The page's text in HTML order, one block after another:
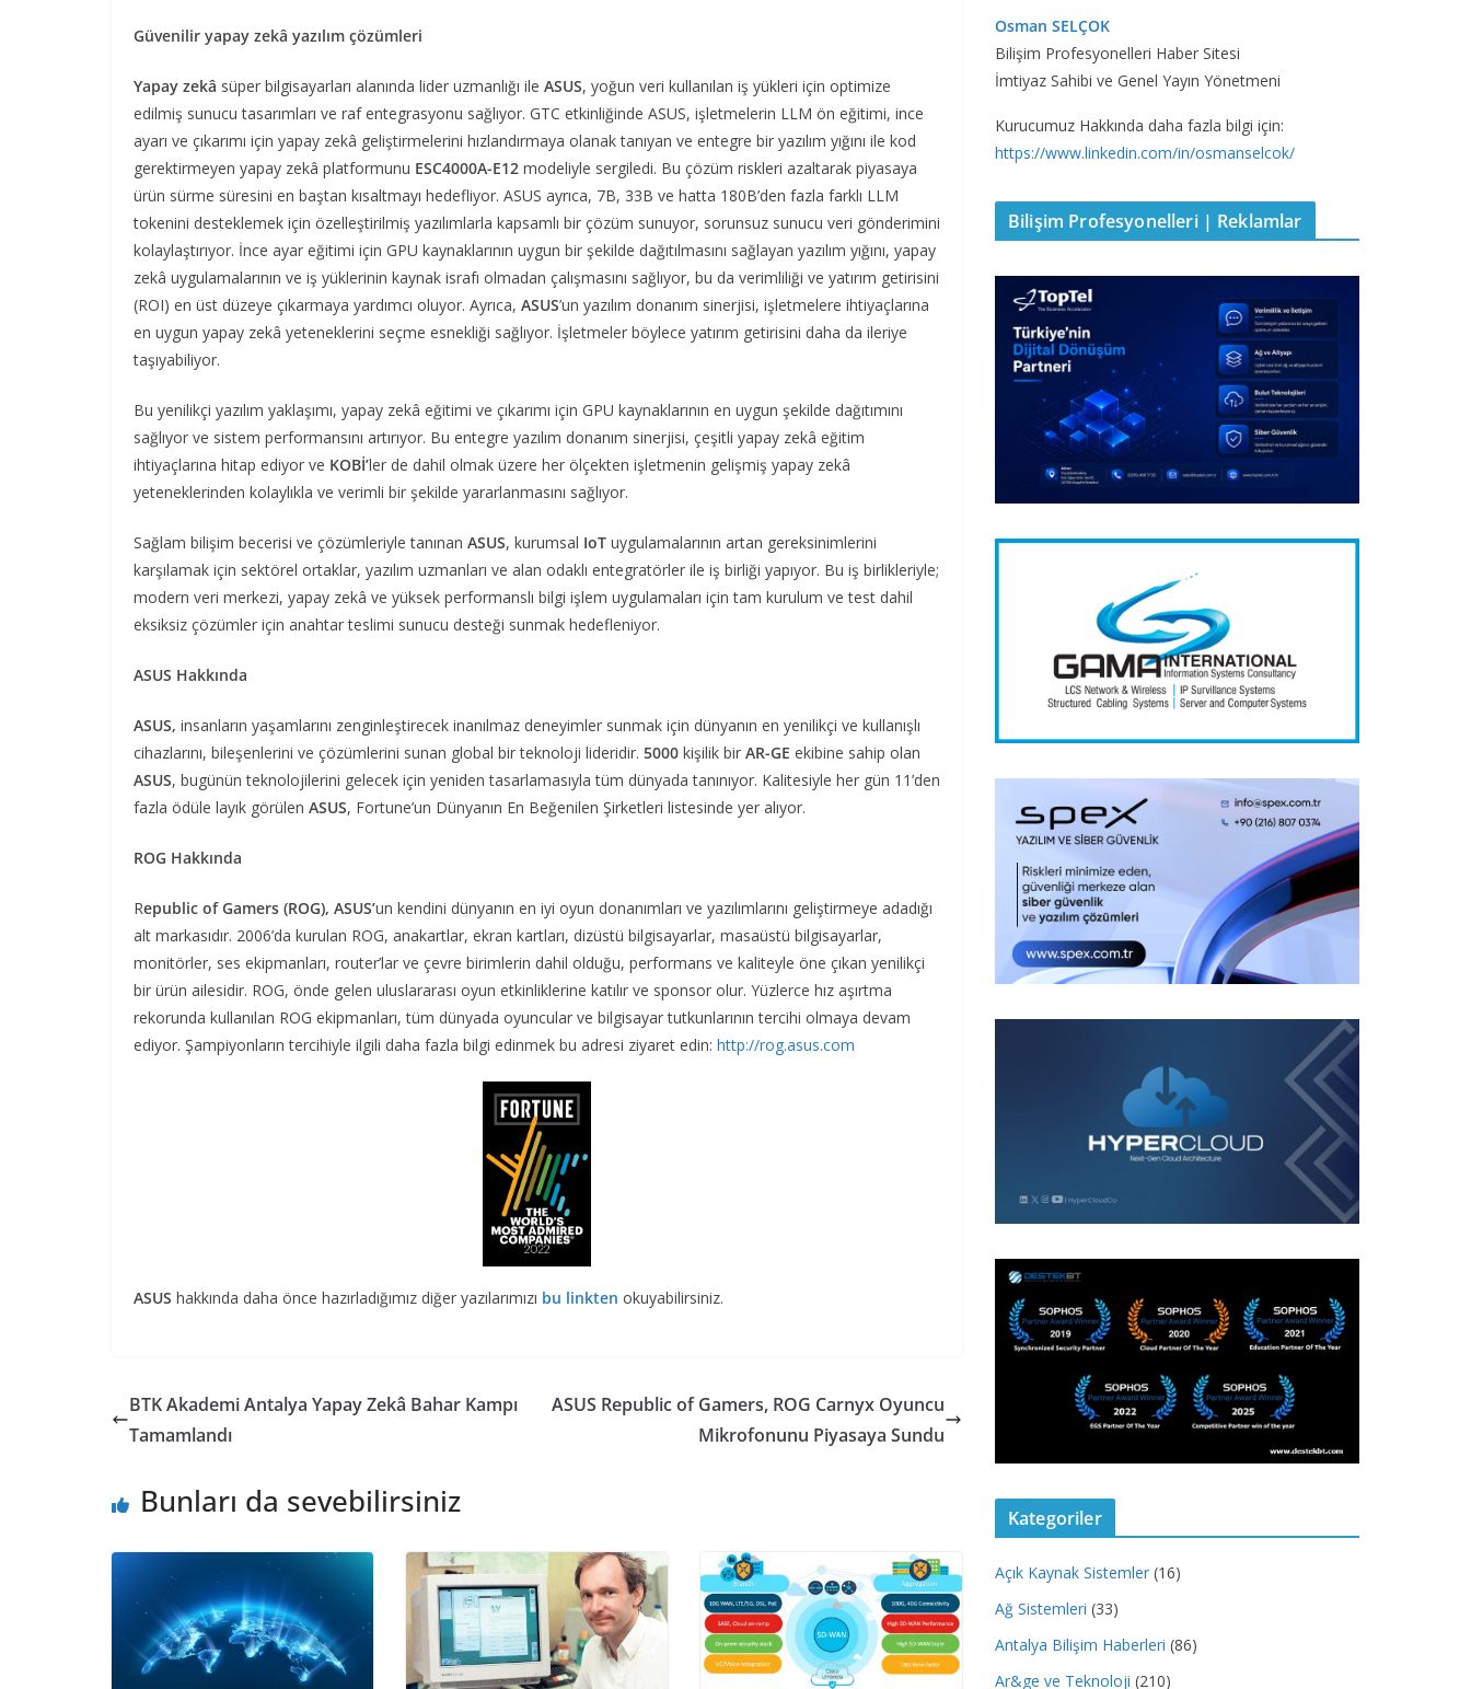
Güvenilir yapay zekâ yazılım çözümleri
Yapay zekâ süper bilgisayarları alanında lider uzmanlığı ile ASUS, yoğun veri kullanılan iş yükleri için optimize
edilmiş sunucu tasarımları ve raf entegrasyonu sağlıyor. GTC etkinliğinde ASUS, işletmelerin LLM ön eğitimi, ince
ayarı ve çıkarımı için yapay zekâ geliştirmelerini hızlandırmaya olanak tanıyan ve entegre bir yazılım yığını ile kod
gerektirmeyen yapay zekâ platformunu ESC4000A-E12 modeliyle sergiledi. Bu çözüm riskleri azaltarak piyasaya
ürün sürme süresini en baştan kısaltmayı hedefliyor. ASUS ayrıca, 7B, 33B ve hatta 180B’den fazla farklı LLM
tokenini desteklemek için özelleştirilmiş yazılımlarla kapsamlı bir çözüm sunuyor, sorunsuz sunucu veri gönderimini
kolaylaştırıyor. İnce ayar eğitimi için GPU kaynaklarının uygun bir şekilde dağıtılmasını sağlayan yazılım yığını, yapay
zekâ uygulamalarının ve iş yüklerinin kaynak israfı olmadan çalışmasını sağlıyor, bu da verimliliği ve yatırım getirisini
(ROI) en üst düzeye çıkarmaya yardımcı oluyor. Ayrıca, ASUS’un yazılım donanım sinerjisi, işletmelere ihtiyaçlarına
en uygun yapay zekâ yeteneklerini seçme esnekliği sağlıyor. İşletmeler böylece yatırım getirisini daha da ileriye
taşıyabiliyor.
Bu yenilikçi yazılım yaklaşımı, yapay zekâ eğitimi ve çıkarımı için GPU kaynaklarının en uygun şekilde dağıtımını
sağlıyor ve sistem performansını artırıyor. Bu entegre yazılım donanım sinerjisi, çeşitli yapay zekâ eğitim
ihtiyaçlarına hitap ediyor ve KOBİ’ler de dahil olmak üzere her ölçekten işletmenin gelişmiş yapay zekâ
yeteneklerinden kolaylıkla ve verimli bir şekilde yararlanmasını sağlıyor.
Sağlam bilişim becerisi ve çözümleriyle tanınan ASUS, kurumsal IoT uygulamalarının artan gereksinimlerini
karşılamak için sektörel ortaklar, yazılım uzmanları ve alan odaklı entegratörler ile iş birliği yapıyor. Bu iş birlikleriyle;
modern veri merkezi, yapay zekâ ve yüksek performanslı bilgi işlem uygulamaları için tam kurulum ve test dahil
eksiksiz çözümler için anahtar teslimi sunucu desteği sunmak hedefleniyor.
ASUS Hakkında
ASUS, insanların yaşamlarını zenginleştirecek inanılmaz deneyimler sunmak için dünyanın en yenilikçi ve kullanışlı
cihazlarını, bileşenlerini ve çözümlerini sunan global bir teknoloji lideridir. 5000 kişilik bir AR-GE ekibine sahip olan
ASUS, bugünün teknolojilerini gelecek için yeniden tasarlamasıyla tüm dünyada tanınıyor. Kalitesiyle her gün 11’den
fazla ödüle layık görülen ASUS, Fortune’un Dünyanın En Beğenilen Şirketleri listesinde yer alıyor.
ROG Hakkında
Republic of Gamers (ROG), ASUS’un kendini dünyanın en iyi oyun donanımları ve yazılımlarını geliştirmeye adadığı
alt markasıdır. 2006’da kurulan ROG, anakartlar, ekran kartları, dizüstü bilgisayarlar, masaüstü bilgisayarlar,
monitörler, ses ekipmanları, router’lar ve çevre birimlerin dahil olduğu, performans ve kaliteyle öne çıkan yenilikçi
bir ürün ailesidir. ROG, önde gelen uluslararası oyun etkinliklerine katılır ve sponsor olur. Yüzlerce hız aşırtma
rekorunda kullanılan ROG ekipmanları, tüm dünyada oyuncular ve bilgisayar tutkunlarının tercihi olmaya devam
ediyor. Şampiyonların tercihiyle ilgili daha fazla bilgi edinmek bu adresi ziyaret edin: http://rog.asus.com
ASUS hakkında daha önce hazırladığımız diğer yazılarımızı bu linkten okuyabilirsiniz.
BTK Akademi Antalya Yapay Zekâ Bahar Kampı
Tamamlandı
ASUS Republic of Gamers, ROG Carnyx Oyuncu
Mikrofonunu Piyasaya Sundu
Bunları da sevebilirsiniz
Osman SELÇOK
Bilişim Profesyonelleri Haber Sitesi
İmtiyaz Sahibi ve Genel Yayın Yönetmeni
Kurucumuz Hakkında daha fazla bilgi için:
https://www.linkedin.com/in/osmanselcok/
Bilişim Profesyonelleri | Reklamlar
Kategoriler
Açık Kaynak Sistemler (16)
Ağ Sistemleri (33)
Antalya Bilişim Haberleri (86)
Ar&ge ve Teknoloji (210)